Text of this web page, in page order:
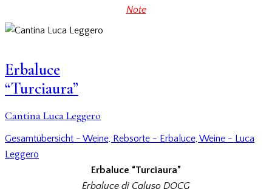
Note
Erbaluce
“Turciaura”
Cantina Luca Leggero
Gesamtübersicht - Weine, Rebsorte - Erbaluce, Weine - Luca
Leggero
Erbaluce “Turciaura”
Erbaluce di Caluso DOCG